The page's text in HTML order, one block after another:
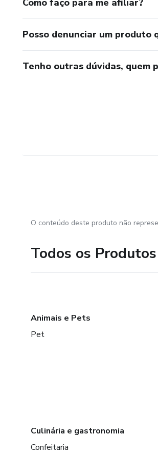
Posso denunciar um produto
Tenho outras dúvidas, quem
O conteúdo deste produto não
Todos os Produtos
Animais e Pets
Pet
Culinária e gastronomia
Confeitaria